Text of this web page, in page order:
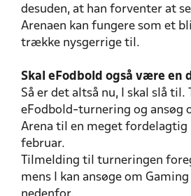
desuden, at han forventer at
Arenaen kan fungere som et
trække nysgerrige til.
Skal eFodbold også være en
Så er det altså nu, I skal slå til.
eFodbold-turnering og ansøg
Arena til en meget fordelagtig
februar.
Tilmelding til turneringen
mens I kan ansøge om